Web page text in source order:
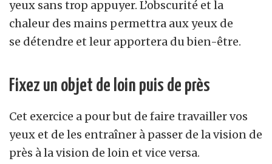
yeux sans trop appuyer. L’obscurité et la
chaleur des mains permettra aux yeux de
se détendre et leur apportera du bien-être.
Fixez un objet de loin puis de près
Cet exercice a pour but de faire travailler vos
yeux et de les entraîner à passer de la vision de
près à la vision de loin et vice versa.